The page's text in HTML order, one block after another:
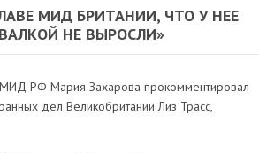
МИД БРИТАНИИ, ЧТО У НЕЕ
НЕ ВЫРОСЛИ»
РФ Мария Захарова прокомментировал
дел Великобритании Лиз Трасс,